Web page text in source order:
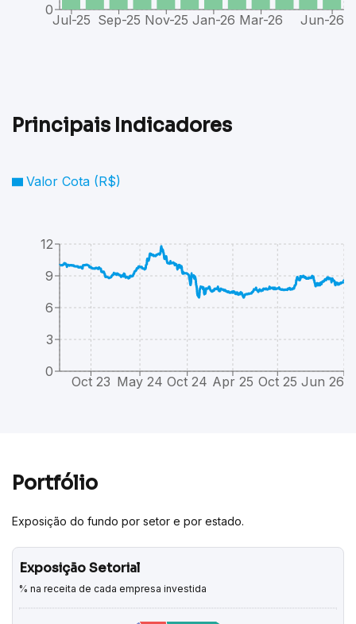
Jul-25 Sep-25 Nov-25 Jan-26 Mar-26 Jun-26
0
Principais Indicadores
Oct 23 May 24 Oct 24 Apr 25 Oct 25 Jun 26
0
3
6
9
12
Valor Cota (R$)
Portfólio
Exposição do fundo por setor e por estado.
Exposição Setorial
% na receita de cada empresa investida